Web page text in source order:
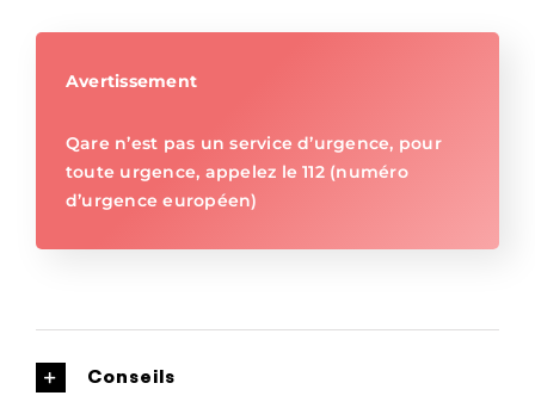
Avertissement
Qare n’est pas un service d’urgence, pour
toute urgence, appelez le 112 (numéro
d’urgence européen)
Conseils